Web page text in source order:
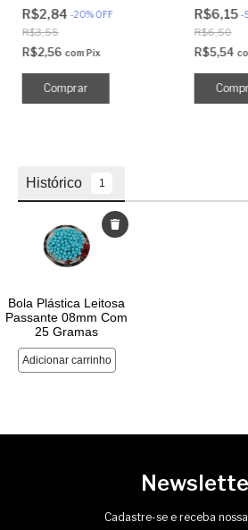
R$2,84 -20%OFF
R$3,55
R$2,56 com Pix
Comprar
R$6,15 -
R$6,50
R$5,54
Cadastre-se e receba